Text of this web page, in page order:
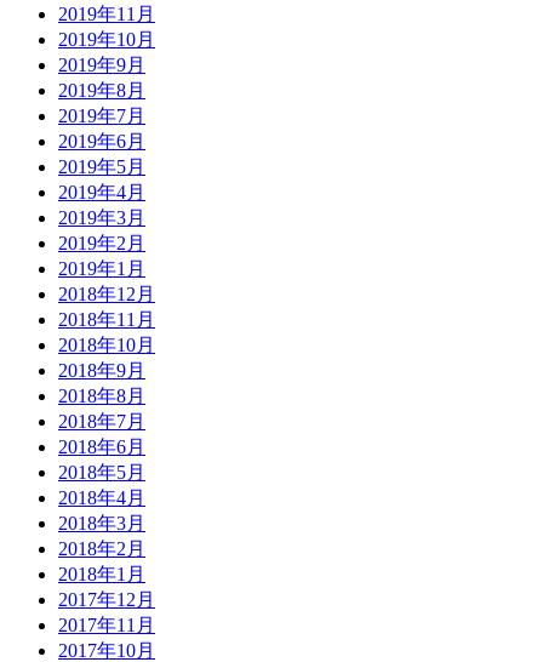
2019年11月
2019年10月
2019年9月
2019年8月
2019年7月
2019年6月
2019年5月
2019年4月
2019年3月
2019年2月
2019年1月
2018年12月
2018年11月
2018年10月
2018年9月
2018年8月
2018年7月
2018年6月
2018年5月
2018年4月
2018年3月
2018年2月
2018年1月
2017年12月
2017年11月
2017年10月